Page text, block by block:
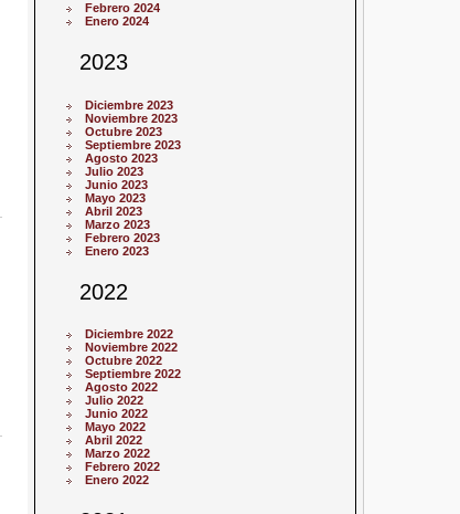
Febrero 2024
Enero 2024
2023
Diciembre 2023
Noviembre 2023
Octubre 2023
Septiembre 2023
Agosto 2023
Julio 2023
Junio 2023
Mayo 2023
Abril 2023
Marzo 2023
Febrero 2023
Enero 2023
2022
Diciembre 2022
Noviembre 2022
Octubre 2022
Septiembre 2022
Agosto 2022
Julio 2022
Junio 2022
Mayo 2022
Abril 2022
Marzo 2022
Febrero 2022
Enero 2022